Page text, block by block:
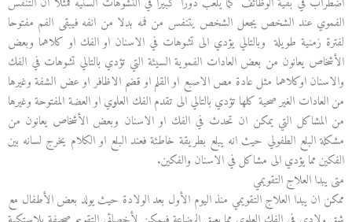
الفموي عند الشخص يجعل الشخص يتنفس من فمه بدلا من انفه فيبقى الفم مفتوحا
لفترة زمنية طويلة وبالتالي يؤدي الى تشوهات في الاسنان او الفك او كلاهما وبعض
الأشخاص يعانون من بعض العادات الفموية السيئة التي تؤدي بالتالي تشوهات في الفك
والاسنان اوكلاهما مثل عادة مص الاصبع او القلم او قضم الاظافر او عض الشفة وغيرها
من العادات الغير صحية كلها تؤدي بالتالي الى تقدم الفك العلوي او العضة المفتوحة وغيرها
من المشاكل التي يمكن ان تحدث في الفك او الاسنان وبعض الأشخاص يعانون من
مشكلة البلع الطفولي حيث انه يبلع بطريقة خاطئة فعند البلع او الكلام يخرج لسانه بين
الفكين مما يؤدي الى مشاكل في الاسنان والفكين.
متى يبدا العلاج التقويمي
ممكن ان يبدا العلاج التقويمي منذ اليوم الأول بعد الولادة حيث يولد بعض الأطفال مع